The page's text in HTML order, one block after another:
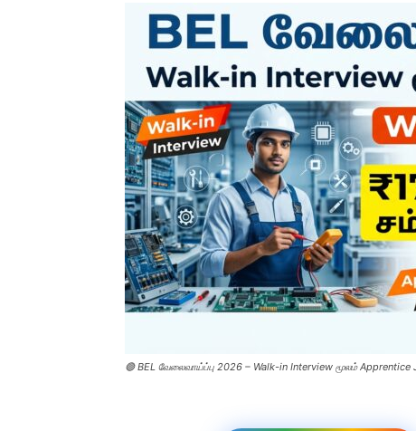
🟢 BEL வேலைவாய்ப்பு 2026 – Walk-in Interview மூலம்